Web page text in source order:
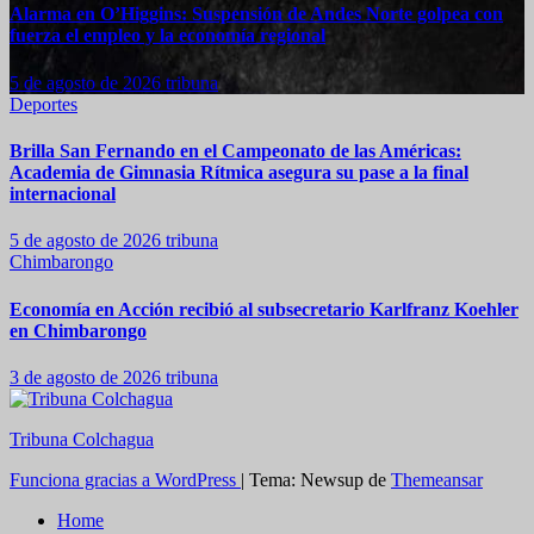
Alarma en O’Higgins: Suspensión de Andes Norte golpea con
fuerza el empleo y la economía regional
5 de agosto de 2026 tribuna
Deportes
Brilla San Fernando en el Campeonato de las Américas:
Academia de Gimnasia Rítmica asegura su pase a la final
internacional
5 de agosto de 2026 tribuna
Chimbarongo
Economía en Acción recibió al subsecretario Karlfranz Koehler
en Chimbarongo
3 de agosto de 2026 tribuna
Tribuna Colchagua
Funciona gracias a WordPress | Tema: Newsup de Themeansar
Home